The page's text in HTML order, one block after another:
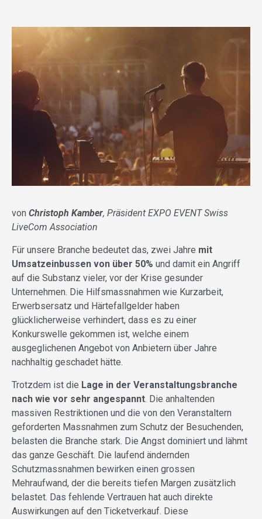
von Christoph Kamber, Präsident EXPO EVENT Swiss
LiveCom Association
Für unsere Branche bedeutet das, zwei Jahre mit
Umsatzeinbussen von über 50% und damit ein Angriff
auf die Substanz vieler, vor der Krise gesunder
Unternehmen. Die Hilfsmassnahmen wie Kurzarbeit,
Erwerbsersatz und Härtefallgelder haben
glücklicherweise verhindert, dass es zu einer
Konkurswelle gekommen ist, welche einem
ausgeglichenen Angebot von Anbietern über Jahre
nachhaltig geschadet hätte.
Trotzdem ist die Lage in der Veranstaltungsbranche
nach wie vor sehr angespannt. Die anhaltenden
massiven Restriktionen und die von den Veranstaltern
geforderten Massnahmen zum Schutz der Besuchenden,
belasten die Branche stark. Die Angst dominiert und lähmt
das ganze Geschäft. Die laufend ändernden
Schutzmassnahmen bewirken einen grossen
Mehraufwand, der die bereits tiefen Margen zusätzlich
belastet. Das fehlende Vertrauen hat auch direkte
Auswirkungen auf den Ticketverkauf. Diese